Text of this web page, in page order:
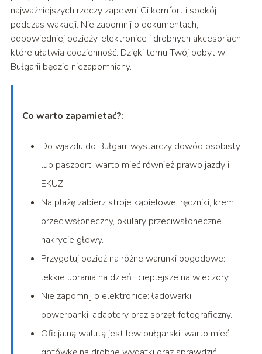
najważniejszych rzeczy zapewni Ci komfort i spokój
podczas wakacji. Nie zapomnij o dokumentach,
odpowiedniej odzieży, elektronice i drobnych akcesoriach,
które ułatwią codzienność. Dzięki temu Twój pobyt w
Bułgarii będzie niezapomniany.
Co warto zapamietać?:
Do wjazdu do Bułgarii wystarczy dowód osobisty
lub paszport; warto mieć również prawo jazdy i
EKUZ.
Na plażę zabierz stroje kąpielowe, ręczniki, krem
przeciwsłoneczny, okulary przeciwsłoneczne i
nakrycie głowy.
Przygotuj odzież na różne warunki pogodowe:
lekkie ubrania na dzień i cieplejsze na wieczory.
Nie zapomnij o elektronice: ładowarki,
powerbanki, adaptery oraz sprzęt fotograficzny.
Oficjalną walutą jest lew bułgarski; warto mieć